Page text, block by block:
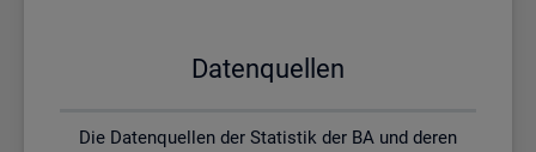
Da­ten­quel­len
Die Datenquellen der Statistik der BA und deren